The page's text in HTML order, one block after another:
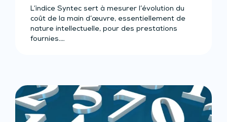
L’indice Syntec sert à mesurer l’évolution du
coût de la main d’œuvre, essentiellement de
nature intellectuelle, pour des prestations
fournies.…